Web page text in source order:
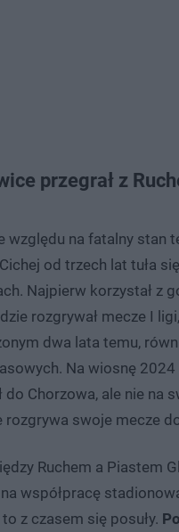
przegrał z
względu na fatalny stan
od trzech lat tuła
Najpierw korzystał z
rozgrywał mecze I
dwa lata temu,
Na wiosnę 2024
do Chorzowa, ale nie na
rozgrywa swoje mecze
Ruchem a Piastem
współpracę
z czasem się posuły.